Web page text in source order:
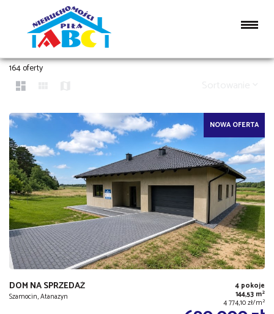
DOMY NA SPRZEDAŻ
164 oferty
NOWA OFERTA
DOM NA SPRZEDAŻ
Szamocin, Atanazyn
4 pokoje
144,53 m2
4 774,10 zł/m2